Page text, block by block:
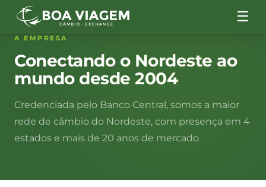
☰
A EMPRESA
Conectando o Nordeste ao
mundo desde 2004
Credenciada pelo Banco Central, somos a maior
rede de câmbio do Nordeste, com presença em 4
estados e mais de 20 anos de mercado.